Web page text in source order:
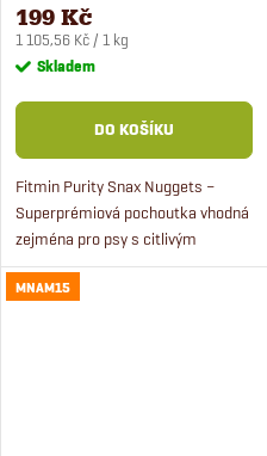
199 Kč
Měrná
cena:
1 105,56 Kč / 1 kg
Skladem
DO KOŠÍKU
Fitmin Purity Snax Nuggets –
Superprémiová pochoutka vhodná
zejména pro psy s citlivým
zažíváním. Obsahují lehce
stravitelnou extrudovanou rýží,
MNAM15